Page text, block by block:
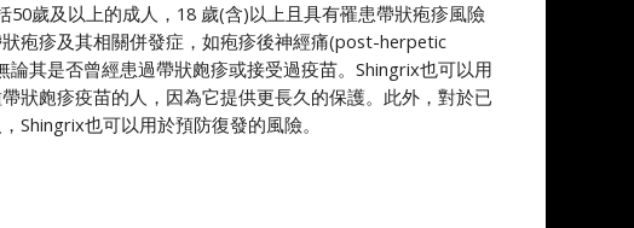
50歲及以上的成人，18 歲(含)以上且具有罹患帶狀疱疹風險
疱疹及其相關併發症，如疱疹後神經痛(post-herpetic
論其是否曾經患過帶狀皰疹或接受過疫苗。Shingrix也可以用
狀皰疹疫苗的人，因為它提供更長久的保護。此外，對於已
Shingrix也可以用於預防復發的風險。